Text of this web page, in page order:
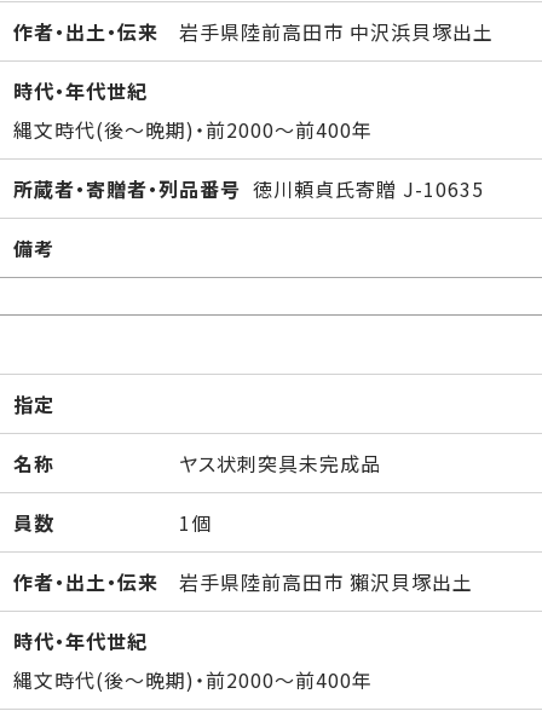
作者・出土・伝来 岩手県陸前高田市 中沢浜貝塚出土
時代・年代世紀
縄文時代(後～晩期)・前2000～前400年
所蔵者・寄贈者・列品番号 徳川頼貞氏寄贈 J-10635
備考
指定
名称 ヤス状刺突具未完成品
員数 1個
作者・出土・伝来 岩手県陸前高田市 獺沢貝塚出土
時代・年代世紀
縄文時代(後～晩期)・前2000～前400年